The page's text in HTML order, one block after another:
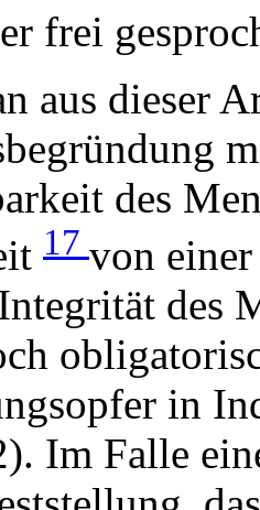
frei
aus dieser
des
17 von
des
in
Im Falle